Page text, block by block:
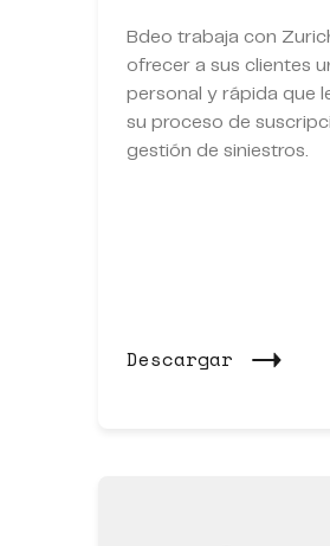
Bdeo trabaja con
ofrecer a sus clientes
personal y rápida que
su proceso de
gestión de siniestros.
Descargar